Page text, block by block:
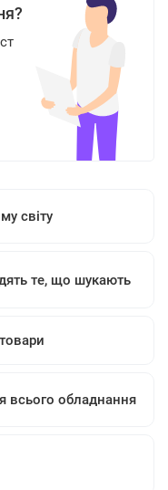
світу
те, що шукають
всього обладнання